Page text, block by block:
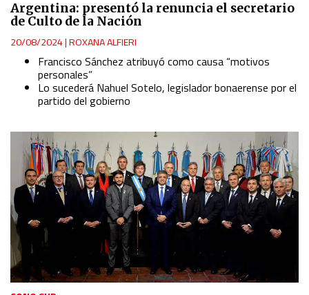
Argentina: presentó la renuncia el secretario
de Culto de la Nación
20/08/2024|ROXANA ALFIERI
Francisco Sánchez atribuyó como causa “motivos
personales”
Lo sucederá Nahuel Sotelo, legislador bonaerense por el
partido del gobierno